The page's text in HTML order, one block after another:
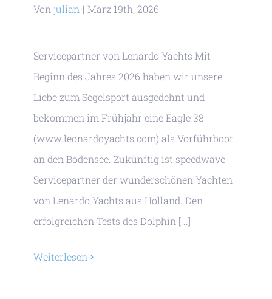
Von julian | März 19th, 2026
Servicepartner von Lenardo Yachts Mit
Beginn des Jahres 2026 haben wir unsere
Liebe zum Segelsport ausgedehnt und
bekommen im Frühjahr eine Eagle 38
(www.leonardoyachts.com) als Vorführboot
an den Bodensee. Zukünftig ist speedwave
Servicepartner der wunderschönen Yachten
von Lenardo Yachts aus Holland. Den
erfolgreichen Tests des Dolphin [...]
Weiterlesen